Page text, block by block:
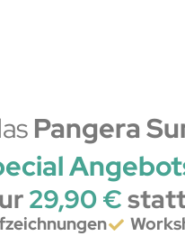
Pangera
29,90 €